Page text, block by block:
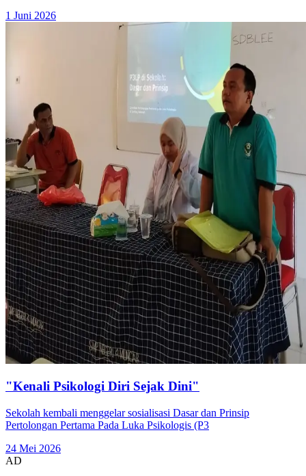
1 Juni 2026
"Kenali Psikologi Diri Sejak Dini"
Sekolah kembali menggelar sosialisasi Dasar dan Prinsip
Pertolongan Pertama Pada Luka Psikologis (P3
24 Mei 2026
AD